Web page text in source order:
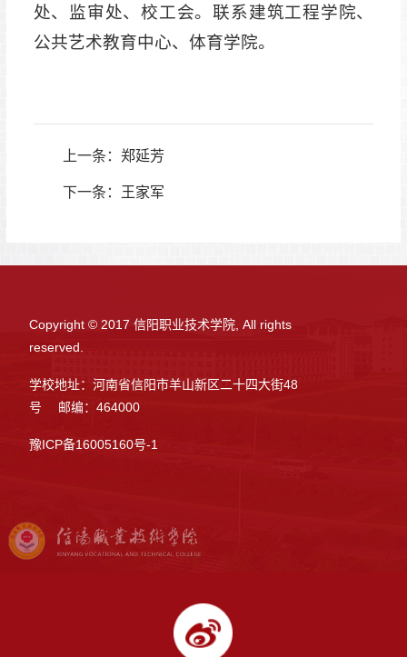
处、监审处、校工会。联系建筑工程学院、
公共艺术教育中心、体育学院。
上一条： 郑延芳
下一条： 王家军
Copyright © 2017 信阳职业技术学院, All rights
reserved.
学校地址：河南省信阳市羊山新区二十四大街48
号 邮编：464000
豫ICP备16005160号-1